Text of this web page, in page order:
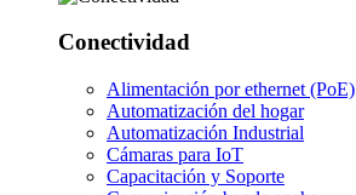
Conectividad
Alimentación por ethernet (PoE)
Automatización del hogar
Automatización Industrial
Cámaras para IoT
Capacitación y Soporte